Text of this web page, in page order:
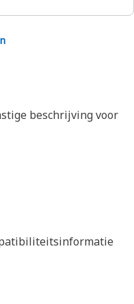
beschrijving voor